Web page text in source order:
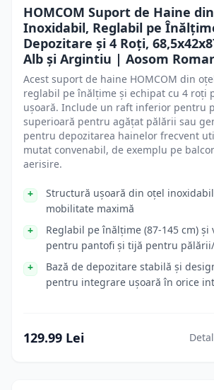
HOMCOM Suport de Haine
Inoxidabil, Reglabil pe
Depozitare și 4 Roți,
Alb și Argintiu | Aosom
Acest suport de haine HOMCOM din
reglabil pe înălțime și echipat cu 4 roți
ușoară. Include un raft inferior pentru
superioară pentru agățat pălării sau
pentru depozitarea hainelor frecvent
mutat convenabil, de exemplu pe
aerisire.
Structură ușoară din oțel
mobilitate maximă
Reglabil pe înălțime (87-145 cm)
pentru pantofi și tijă pentru
Bază de depozitare stabilă și
pentru integrare ușoară în orice
129.99 Lei